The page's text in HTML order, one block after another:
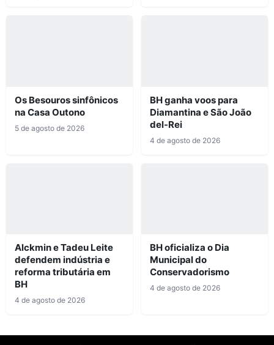
Os Besouros sinfônicos
na Casa Outono
5 de agosto de 2026
BH ganha voos para
Diamantina e São João
del-Rei
4 de agosto de 2026
Alckmin e Tadeu Leite
defendem indústria e
reforma tributária em
BH
4 de agosto de 2026
BH oficializa o Dia
Municipal do
Conservadorismo
4 de agosto de 2026